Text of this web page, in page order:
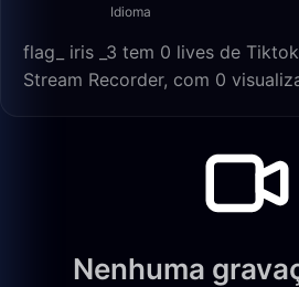
Idioma
flag_ iris _3 tem 0 lives de
Stream Recorder, com 0
Nenhuma